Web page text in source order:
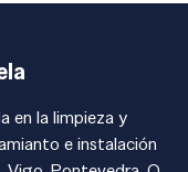
en la limpieza y
e instalación